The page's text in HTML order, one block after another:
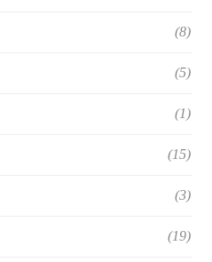
(8)
(5)
(1)
(15)
(3)
(19)